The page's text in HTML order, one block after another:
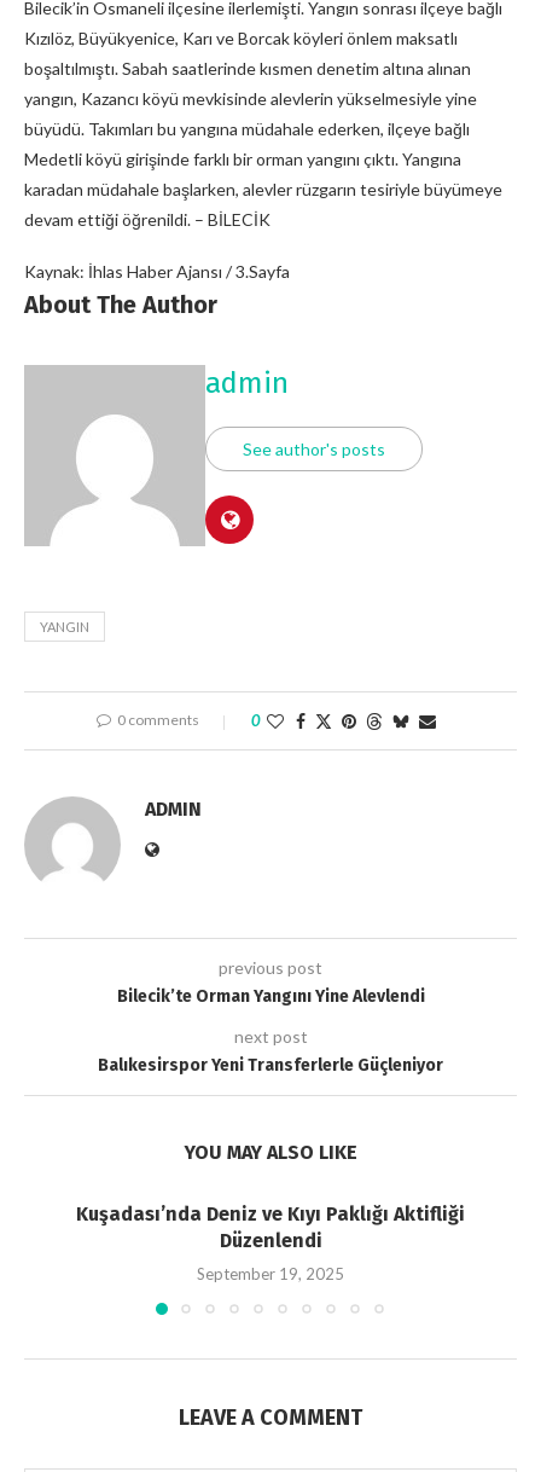
Bilecik’in Osmaneli ilçesine ilerlemişti. Yangın sonrası ilçeye bağlı
Kızılöz, Büyükyenice, Karı ve Borcak köyleri önlem maksatlı
boşaltılmıştı. Sabah saatlerinde kısmen denetim altına alınan
yangın, Kazancı köyü mevkisinde alevlerin yükselmesiyle yine
büyüdü. Takımları bu yangına müdahale ederken, ilçeye bağlı
Medetli köyü girişinde farklı bir orman yangını çıktı. Yangına
karadan müdahale başlarken, alevler rüzgarın tesiriyle büyümeye
devam ettiği öğrenildi. – BİLECİK
Kaynak: İhlas Haber Ajansı / 3.Sayfa
About The Author
admin
See author's posts
YANGIN
0 comments 0
ADMIN
previous post
Bilecik’te Orman Yangını Yine Alevlendi
next post
Balıkesirspor Yeni Transferlerle Güçleniyor
YOU MAY ALSO LIKE
Kuşadası’nda Deniz ve Kıyı Paklığı Aktifliği
Düzenlendi
September 19, 2025
LEAVE A COMMENT